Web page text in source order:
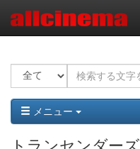
メニュー